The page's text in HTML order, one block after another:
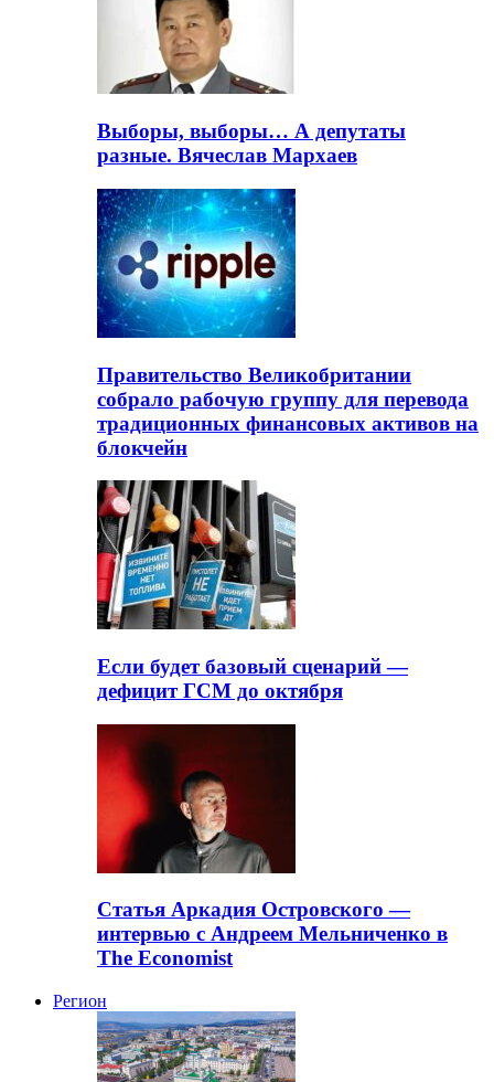
Выборы, выборы… А депутаты
разные. Вячеслав Мархаев
Правительство Великобритании
собрало рабочую группу для перевода
традиционных финансовых активов на
блокчейн
Если будет базовый сценарий —
дефицит ГСМ до октября
Статья Аркадия Островского —
интервью с Андреем Мельниченко в
The Economist
Регион